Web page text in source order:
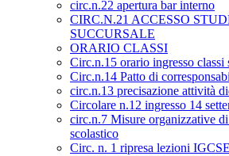
circ.n.22 apertura bar interno
CIRC.N.21 ACCESSO
SUCCURSALE
ORARIO CLASSI
Circ.n.15 orario ingresso classi
Circ.n.14 Patto di
circ.n.13 precisazione attività
Circolare n.12 ingresso 14
circ.n.7 Misure organizzative
scolastico
Circ. n. 1 ripresa lezioni IGCSE